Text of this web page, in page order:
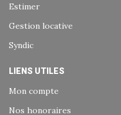
Estimer
Gestion locative
Syndic
LIENS UTILES
Mon compte
Nos honoraires